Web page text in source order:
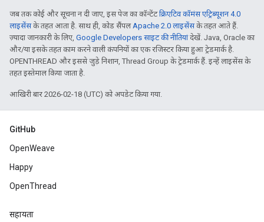
जब तक कोई और सूचना न दी जाए, इस पेज का कॉन्टेंटक्रिएटिव कॉमंस एट्रिब्यूशन 4.0
लाइसेंसके तहत आता है. साथ ही, कोड सैंपलApache 2.0 लाइसेंसके तहत आते हैं.
ज़्यादा जानकारी के लिए, Google Developers साइट की नीतियांदेखें. Java, Oracle का
और/या इसके तहत काम करने वाली कंपनियों का एक रजिस्टर किया हुआ ट्रेडमार्क है.
OPENTHREAD और इससे जुड़े निशान, Thread Group के ट्रेडमार्क हैं. इन्हें लाइसेंस के
तहत इस्तेमाल किया जाता है.
आखिरी बार 2026-02-18 (UTC) को अपडेट किया गया.
GitHub
OpenWeave
Happy
OpenThread
सहायता